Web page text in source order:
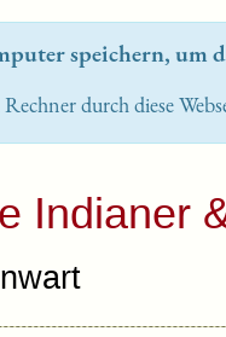
speichern,
durch diese
Indianer